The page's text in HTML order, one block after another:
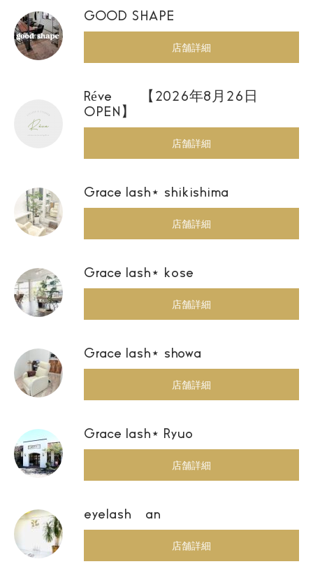
GOOD SHAPE
店舗詳細
Réve 【2026年8月26日
OPEN】
店舗詳細
Grace lash⋆ shikishima
店舗詳細
Grace lash⋆ kose
店舗詳細
Grace lash⋆ showa
店舗詳細
Grace lash⋆ Ryuo
店舗詳細
eyelash an
店舗詳細